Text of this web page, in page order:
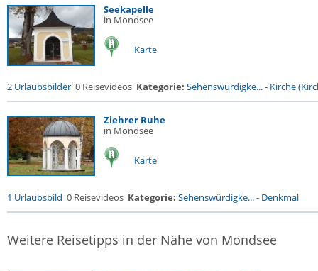
Seekapelle
in Mondsee
Karte
2 Urlaubsbilder 0 Reisevideos Kategorie: Sehenswürdigke...- Kirche
Ziehrer Ruhe
in Mondsee
Karte
1 Urlaubsbild 0 Reisevideos Kategorie: Sehenswürdigke...- Denkmal
Weitere Reisetipps in der Nähe von Mondsee